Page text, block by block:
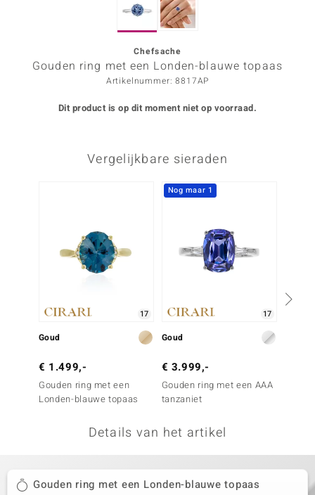
Designs
Chefsache
Gouden ring met een Londen-blauwe topaas
Artikelnummer: 8817AP
Dit product is op dit moment niet op voorraad.
Vergelijkbare sieraden
17
Goud
€ 1.499,-
Gouden ring met een
Londen-blauwe topaas
Nog maar 1
17
Goud
€ 3.999,-
Gouden ring met een AAA
tanzaniet
Details van het artikel
Gouden ring met een Londen-blauwe topaas